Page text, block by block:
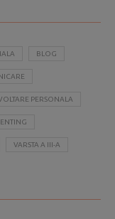
BLOG
PERSONALA
VARSTA A III-A